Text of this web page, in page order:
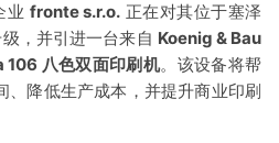
业 fronte s.r.o. 正在对其位于塞泽
，并引进一台来自 Koenig & Bau
106 八色双面印刷机。该设备将帮
、降低生产成本，并提升商业印刷